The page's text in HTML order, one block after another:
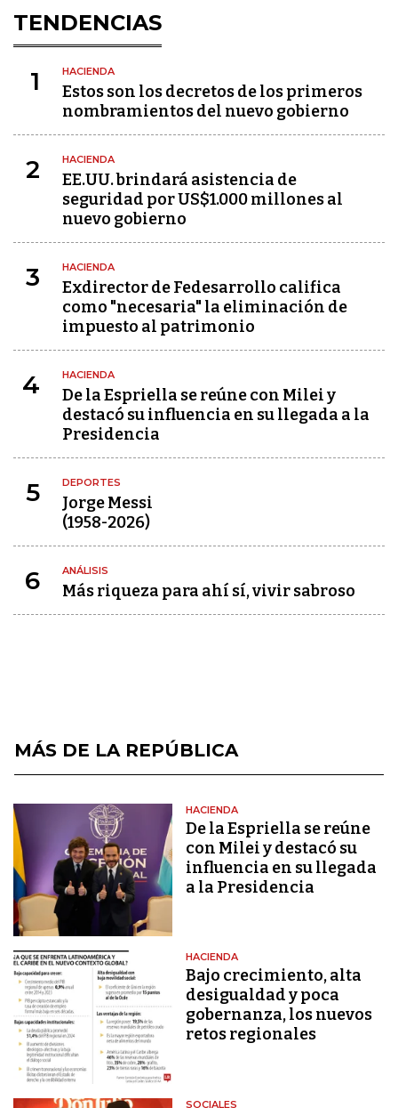
TENDENCIAS
1 HACIENDA
Estos son los decretos de los primeros
nombramientos del nuevo gobierno
2 HACIENDA
EE.UU. brindará asistencia de
seguridad por US$1.000 millones al
nuevo gobierno
3 HACIENDA
Exdirector de Fedesarrollo califica
como "necesaria" la eliminación de
impuesto al patrimonio
4 HACIENDA
De la Espriella se reúne con Milei y
destacó su influencia en su llegada a la
Presidencia
5 DEPORTES
Jorge Messi
(1958-2026)
6 ANÁLISIS
Más riqueza para ahí sí, vivir sabroso
MÁS DE LA REPÚBLICA
HACIENDA
De la Espriella se reúne
con Milei y destacó su
influencia en su llegada
a la Presidencia
HACIENDA
Bajo crecimiento, alta
desigualdad y poca
gobernanza, los nuevos
retos regionales
SOCIALES